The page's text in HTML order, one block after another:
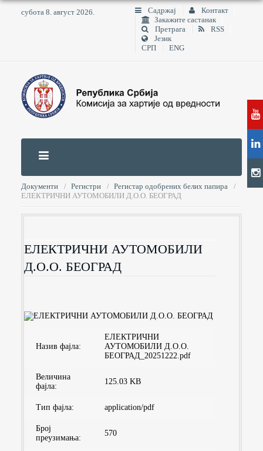
субота 8. август 2026. Садржај
Контакт
Закажите састанак
Претрага
RSS
Језик
СРП
ENG
Документи Регистри
Регистар одобрених белих папира
ЕЛЕКТРИЧНИ АУТОМОБИЛИ Д.О.О. БЕОГРАД
ЕЛЕКТРИЧНИ АУТОМОБИЛИ
Д.О.О. БЕОГРАД
Назив фајла:
ЕЛЕКТРИЧНИ
АУТОМОБИЛИ Д.О.О.
БЕОГРАД_20251222.pdf
Величина
фајла:
125.03 KB
Тип фајла: application/pdf
Број
преузимaња:
570